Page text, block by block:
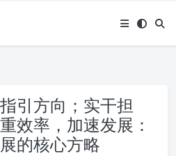
引方向；实干担
效率，加速发展：
的核心方略